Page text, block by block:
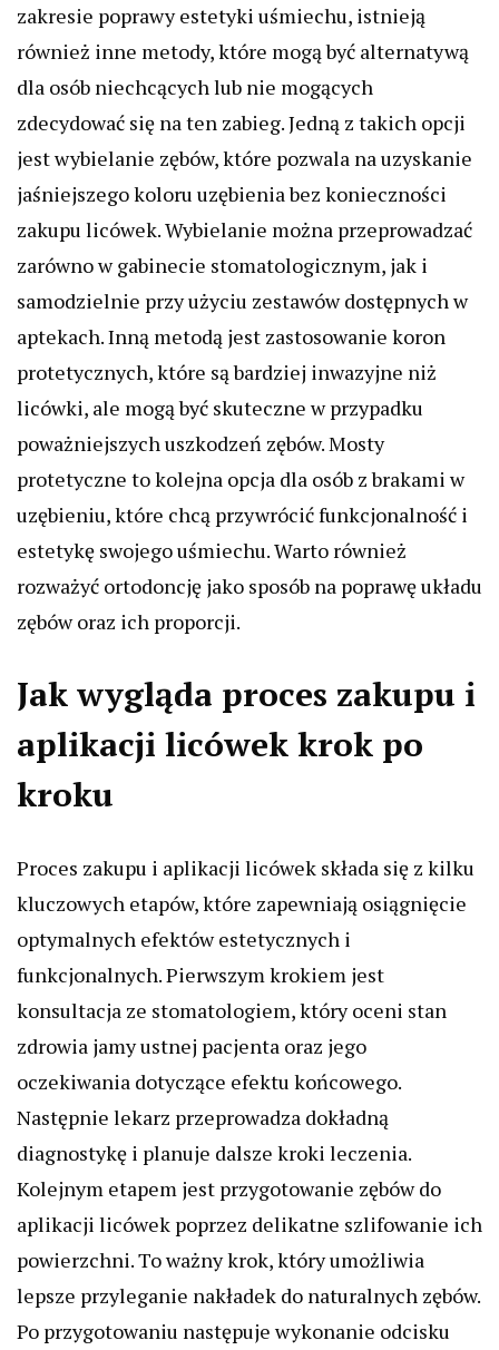
zakresie poprawy estetyki uśmiechu, istnieją
również inne metody, które mogą być alternatywą
dla osób niechcących lub nie mogących
zdecydować się na ten zabieg. Jedną z takich opcji
jest wybielanie zębów, które pozwala na uzyskanie
jaśniejszego koloru uzębienia bez konieczności
zakupu licówek. Wybielanie można przeprowadzać
zarówno w gabinecie stomatologicznym, jak i
samodzielnie przy użyciu zestawów dostępnych w
aptekach. Inną metodą jest zastosowanie koron
protetycznych, które są bardziej inwazyjne niż
licówki, ale mogą być skuteczne w przypadku
poważniejszych uszkodzeń zębów. Mosty
protetyczne to kolejna opcja dla osób z brakami w
uzębieniu, które chcą przywrócić funkcjonalność i
estetykę swojego uśmiechu. Warto również
rozważyć ortodoncję jako sposób na poprawę układu
zębów oraz ich proporcji.
Jak wygląda proces zakupu i
aplikacji licówek krok po
kroku
Proces zakupu i aplikacji licówek składa się z kilku
kluczowych etapów, które zapewniają osiągnięcie
optymalnych efektów estetycznych i
funkcjonalnych. Pierwszym krokiem jest
konsultacja ze stomatologiem, który oceni stan
zdrowia jamy ustnej pacjenta oraz jego
oczekiwania dotyczące efektu końcowego.
Następnie lekarz przeprowadza dokładną
diagnostykę i planuje dalsze kroki leczenia.
Kolejnym etapem jest przygotowanie zębów do
aplikacji licówek poprzez delikatne szlifowanie ich
powierzchni. To ważny krok, który umożliwia
lepsze przyleganie nakładek do naturalnych zębów.
Po przygotowaniu następuje wykonanie odcisku